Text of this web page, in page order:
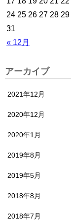
« 12月
24 25 26 27 28 29
31
アーカイブ
2021年12月
2020年12月
2020年1月
2019年8月
2019年5月
2018年8月
2018年7月